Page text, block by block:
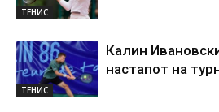
ТЕНИС
ТЕНИС
Калин
настапот на